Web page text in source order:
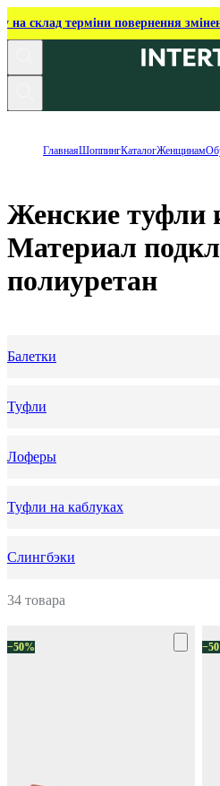
на склад терміни повернення
ГлавнаяШоппингКаталогЖенщинам
Женские туфли
Материал
полиуретан
Балетки
Туфли
Лоферы
Туфли на каблуках
Слингбэки
34 товара
−50%